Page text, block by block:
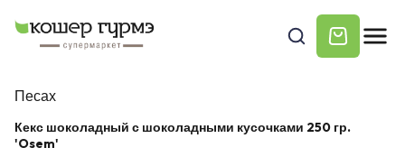
Песах
Кекс шоколадный с шоколадными кусочками 250 гр.
'Osem'